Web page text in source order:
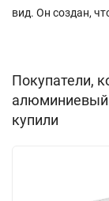
вид. Он создан,
Покупатели,
алюминиевый
купили